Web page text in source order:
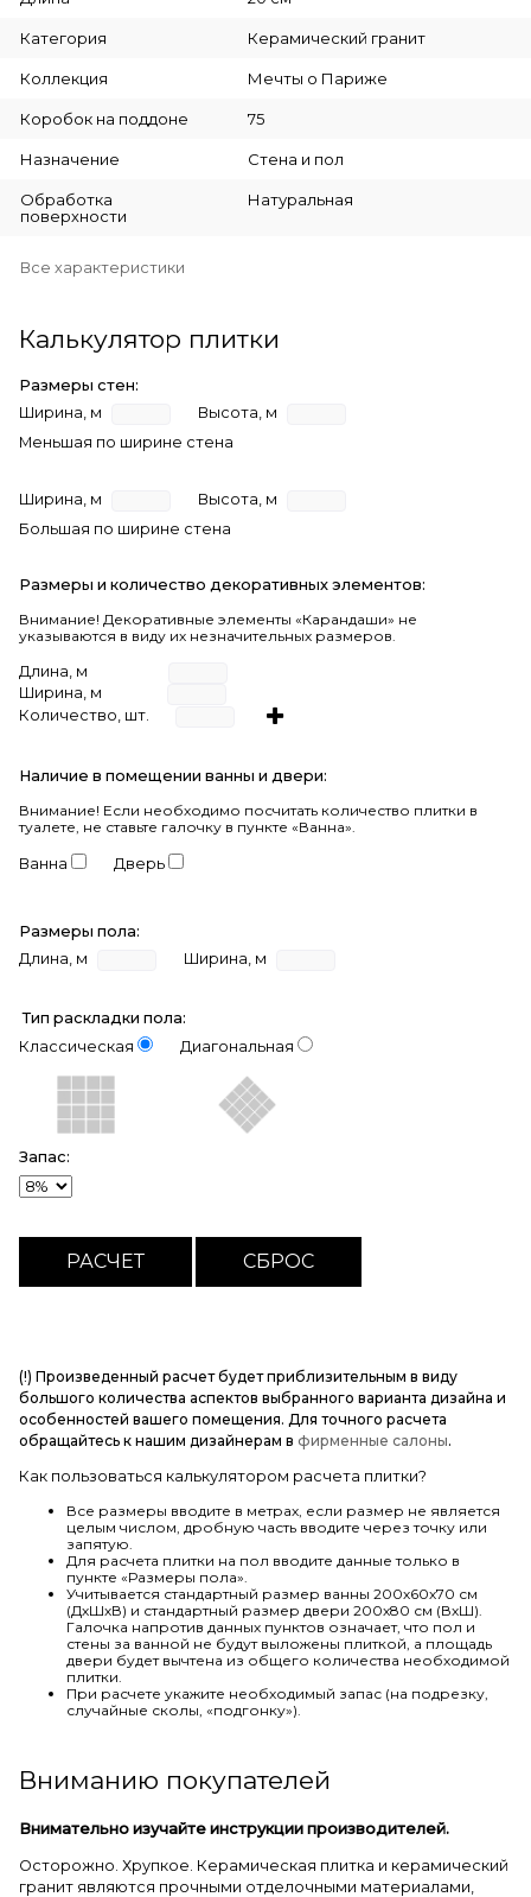
Категория Керамический гранит
Коллекция Мечты о Париже
Коробок на поддоне 75
Назначение Стена и пол
Обработка
поверхности
Натуральная
Все характеристики
Калькулятор плитки
Размеры стен:
Ширина, м
Высота, м
Меньшая по ширине стена
Ширина, м
Высота, м
Большая по ширине стена
Размеры и количество декоративных элементов:
Внимание! Декоративные элементы «Карандаши» не
указываются в виду их незначительных размеров.
Длина, м
Ширина, м
Количество, шт.
Наличие в помещении ванны и двери:
Внимание! Если необходимо посчитать количество плитки в
туалете, не ставьте галочку в пункте «Ванна».
Ванна Дверь
Размеры пола:
Длина, м
Ширина, м
Тип раскладки пола:
Классическая
Диагональная
Запас:
(!) Произведенный расчет будет приблизительным в виду
большого количества аспектов выбранного варианта дизайна и
особенностей вашего помещения. Для точного расчета
обращайтесь к нашим дизайнерам в фирменные салоны.
Как пользоваться калькулятором расчета плитки?
Все размеры вводите в метрах, если размер не является
целым числом, дробную часть вводите через точку или
запятую.
Для расчета плитки на пол вводите данные только в
пункте «Размеры пола».
Учитывается стандартный размер ванны 200х60х70 см
(ДхШхВ) и стандартный размер двери 200х80 см (ВхШ).
Галочка напротив данных пунктов означает, что пол и
стены за ванной не будут выложены плиткой, а площадь
двери будет вычтена из общего количества необходимой
плитки.
При расчете укажите необходимый запас (на подрезку,
случайные сколы, «подгонку»).
Вниманию покупателей
Внимательно изучайте инструкции производителей.
Осторожно. Хрупкое. Керамическая плитка и керамический
гранит являются прочными отделочными материалами,